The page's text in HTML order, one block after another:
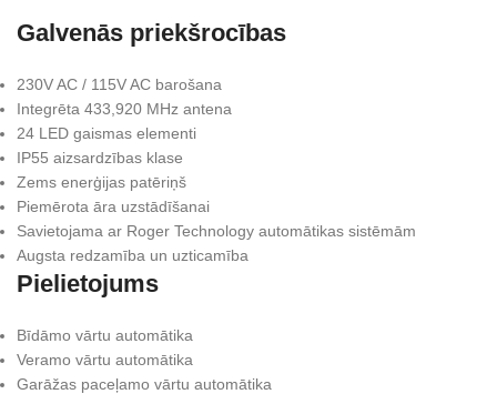
Galvenās priekšrocības
230V AC / 115V AC barošana
Integrēta 433,920 MHz antena
24 LED gaismas elementi
IP55 aizsardzības klase
Zems enerģijas patēriņš
Piemērota āra uzstādīšanai
Savietojama ar Roger Technology automātikas sistēmām
Augsta redzamība un uzticamība
Pielietojums
Bīdāmo vārtu automātika
Veramo vārtu automātika
Garāžas paceļamo vārtu automātika